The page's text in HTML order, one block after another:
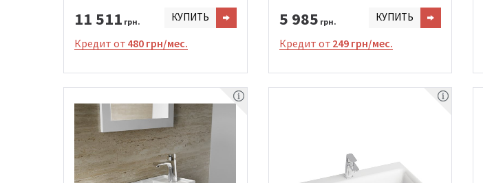
11 511 грн. КУПИТЬ
Кредит от 480 грн/мес.
5 985 грн. КУПИТЬ
Кредит от 249 грн/мес.